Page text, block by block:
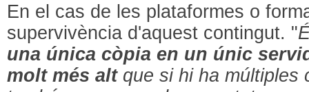
En el cas de les plataformes o
supervivència d'aquest contingut. "
una única còpia en un únic
molt més altque si hi ha múltiples